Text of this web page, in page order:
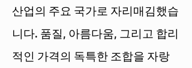
산업의 주요 국가로 자리매김했습
니다. 품질, 아름다움, 그리고 합리
적인 가격의 독특한 조합을 자랑